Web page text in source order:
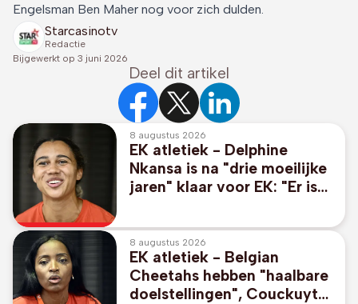
Engelsman Ben Maher nog voor zich dulden.
Starcasinotv
Redactie
Bijgewerkt op 3 juni 2026
Deel dit artikel
8 augustus 2026
EK atletiek - Delphine
Nkansa is na "drie moeilijke
jaren" klaar voor EK: "Er is
8 augustus 2026
EK atletiek - Belgian
Cheetahs hebben "haalbare
doelstellingen", Couckuyt